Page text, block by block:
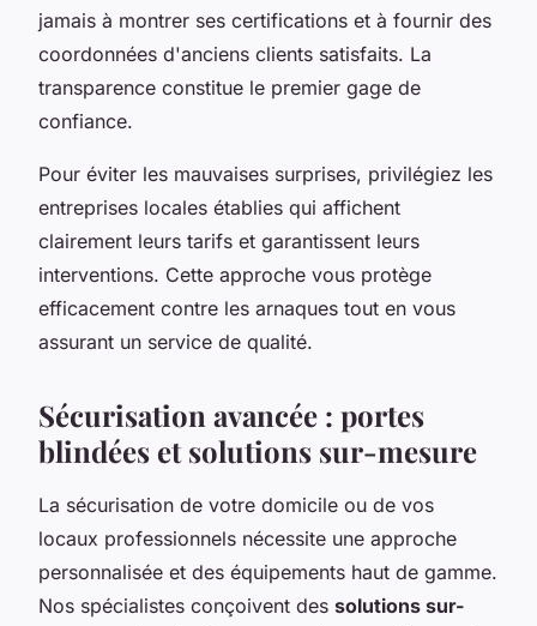
jamais à montrer ses certifications et à fournir des
coordonnées d'anciens clients satisfaits. La
transparence constitue le premier gage de
confiance.
Pour éviter les mauvaises surprises, privilégiez les
entreprises locales établies qui affichent
clairement leurs tarifs et garantissent leurs
interventions. Cette approche vous protège
efficacement contre les arnaques tout en vous
assurant un service de qualité.
Sécurisation avancée : portes
blindées et solutions sur-mesure
La sécurisation de votre domicile ou de vos
locaux professionnels nécessite une approche
personnalisée et des équipements haut de gamme.
Nos spécialistes conçoivent des solutions sur-